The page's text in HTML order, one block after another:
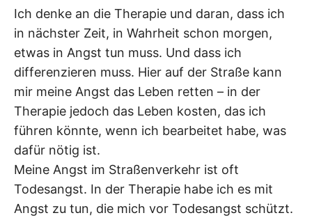
Ich denke an die Therapie und daran, dass ich
in nächster Zeit, in Wahrheit schon morgen,
etwas in Angst tun muss. Und dass ich
differenzieren muss. Hier auf der Straße kann
mir meine Angst das Leben retten – in der
Therapie jedoch das Leben kosten, das ich
führen könnte, wenn ich bearbeitet habe, was
dafür nötig ist.
Meine Angst im Straßenverkehr ist oft
Todesangst. In der Therapie habe ich es mit
Angst zu tun, die mich vor Todesangst schützt.